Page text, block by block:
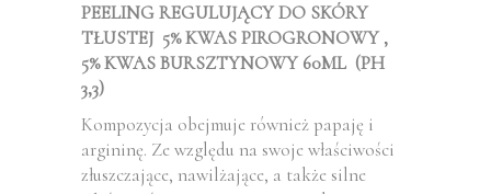
PEELING REGULUJĄCY DO SKÓRY
TŁUSTEJ 5% KWAS PIROGRONOWY ,
5% KWAS BURSZTYNOWY 60ML (PH
3,3)
Kompozycja obejmuje również papaję i
argininę. Ze względu na swoje właściwości
złuszczające, nawilżające, a także silne